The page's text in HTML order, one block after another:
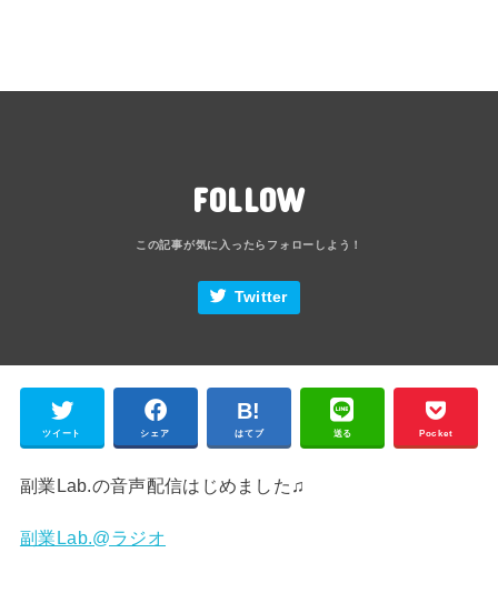
FOLLOW
Twitter
ツイート シェア はてブ 送る Pocket
副業Lab.の音声配信はじめました♫
副業Lab.@ラジオ